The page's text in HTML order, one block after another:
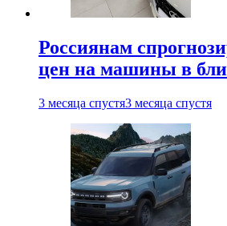
Россиянам
цен на машины в
3 месяца спустя3 месяца спустя